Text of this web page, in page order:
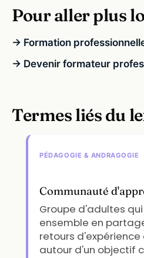
Pour aller plus
→ Formation
→ Devenir formateur
Termes liés du
PÉDAGOGIE & ANDRAGOGIE
Communauté
Groupe d'adultes
ensemble en
retours d'expérience
autour d'un objectif